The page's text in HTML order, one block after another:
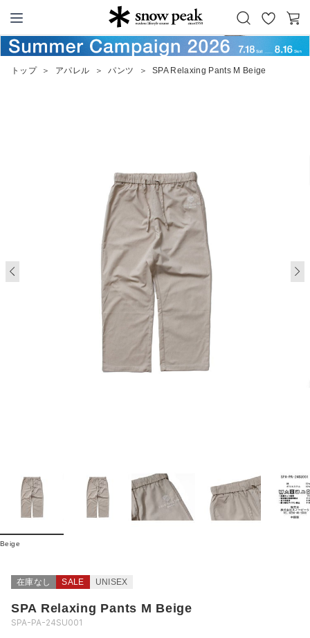
Snow Peak
お
気
カ
ー
トップ ＞ アパレル ＞ パンツ ＞ SPA Relaxing Pants M Beige
Beige
在庫なし SALE UNISEX
SPA Relaxing Pants M Beige
SPA-PA-24SU001